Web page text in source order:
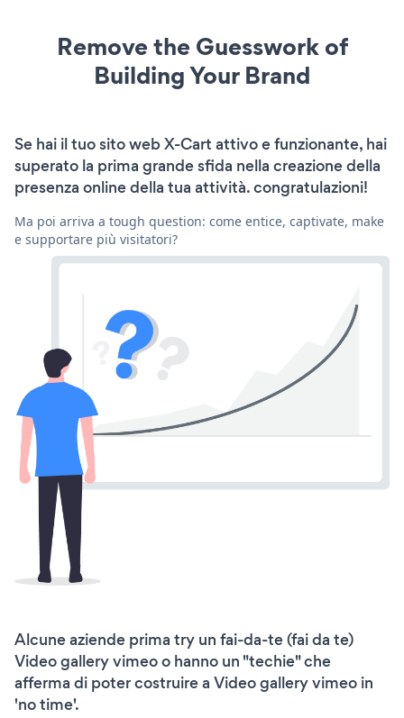
Remove the Guesswork of
Building Your Brand
Se hai il tuo sito web X-Cart attivo e funzionante, hai
superato la prima grande sfida nella creazione della
presenza online della tua attività. congratulazioni!
Ma poi arriva a tough question: come entice, captivate, make
e supportare più visitatori?
Alcune aziende prima try un fai-da-te (fai da te)
Video gallery vimeo o hanno un "techie" che
afferma di poter costruire a Video gallery vimeo in
'no time'.